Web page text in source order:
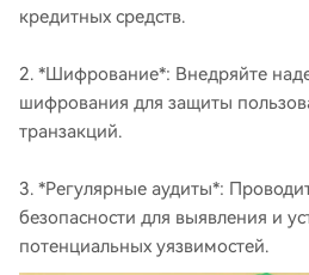
кредитных средств.
2. *Шифрование*: Внедряйте
шифрования для защиты
транзакций.
3. *Регулярные аудиты*:
безопасности для выявления и
потенциальных уязвимостей.